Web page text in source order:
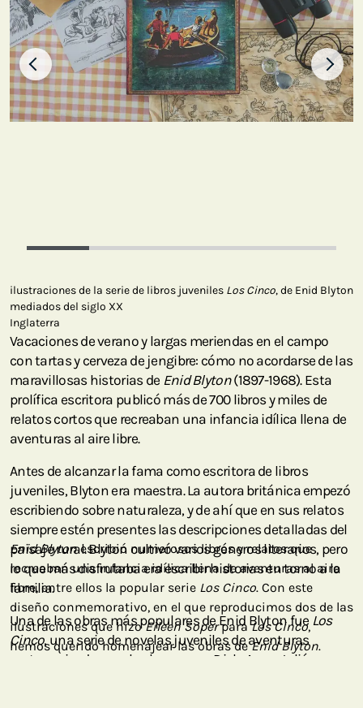
ilustraciones de la serie de libros juveniles Los Cinco, de Enid Blyton
mediados del siglo XX
Inglaterra
Vacaciones de verano y largas meriendas en el campo
con tartas y cerveza de jengibre: cómo no acordarse de las
maravillosas historias de Enid Blyton(1897-1968). Esta
prolífica escritora publicó más de 700 libros y miles de
relatos cortos que recreaban una infancia idílica llena de
aventuras al aire libre.
Antes de alcanzar la fama como escritora de libros
juveniles, Blyton era maestra. La autora británica empezó
escribiendo sobre naturaleza, y de ahí que en sus relatos
siempre estén presentes las descripciones detalladas del
paisaje rural. Blyton cultivó varios géneros literarios, pero
lo que más disfrutaba era escribir historias en torno a la
familia.
Una de las obras más populares de Enid Blyton fue Los
Cinco, una serie de novelas juveniles de aventuras
protagonizadas por los hermanos Dick, Ana y Julián, su
Enid Blytonescribió numerosos libros y relatos que
recreaban una infancia idílica llena de aventuras al aire
libre, entre ellos la popular serie Los Cinco. Con este
diseño conmemorativo, en el que reproducimos dos de las
ilustraciones que hizoEileen SoperparaLos Cinco,
hemos querido homenajear las obras deEnid Blyton.